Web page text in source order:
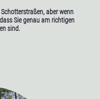
aber wenn
Sie genau am richtigen
sind.